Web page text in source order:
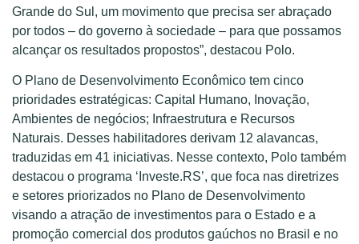
Grande do Sul, um movimento que precisa ser abraçado
por todos – do governo à sociedade – para que possamos
alcançar os resultados propostos”, destacou Polo.
O Plano de Desenvolvimento Econômico tem cinco
prioridades estratégicas: Capital Humano, Inovação,
Ambientes de negócios; Infraestrutura e Recursos
Naturais. Desses habilitadores derivam 12 alavancas,
traduzidas em 41 iniciativas. Nesse contexto, Polo também
destacou o programa ‘Investe.RS’, que foca nas diretrizes
e setores priorizados no Plano de Desenvolvimento
visando a atração de investimentos para o Estado e a
promoção comercial dos produtos gaúchos no Brasil e no